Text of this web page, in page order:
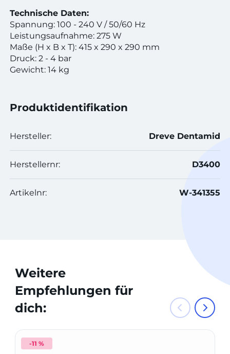
Technische Daten:
Spannung: 100 - 240 V / 50/60 Hz
Leistungsaufnahme: 275 W
Maße (H x B x T): 415 x 290 x 290 mm
Druck: 2 - 4 bar
Gewicht: 14 kg
Produktidentifikation
Hersteller: Dreve Dentamid
Herstellernr: D3400
Artikelnr: W-341355
Weitere
Empfehlungen für
dich:
-11 %